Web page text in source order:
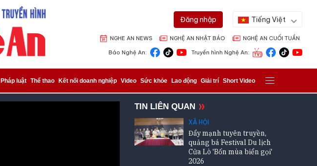
Đăng nhập Tiếng Việt
NGHE AN NEWS NGHỆ AN NHẬT BÁO NGHỆ AN CUỐI TUẦN
Báo Nghệ An: Truyền hình Nghệ An:
Pháp luật Thể thao Kết nối doanh nghiệp Video Sức khỏe Lao động Giải trí Short Video
TIN LIÊN QUAN
XÃ HỘI
Đẩy mạnh tuyên truyền,
quảng bá Festival Du lịch
Cửa Lò 'Bốn mùa biển gọi'
2026